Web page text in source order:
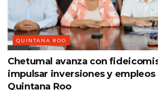
QUINTANA ROO
Chetumal avanza con
impulsar inversiones y empleos
Quintana Roo